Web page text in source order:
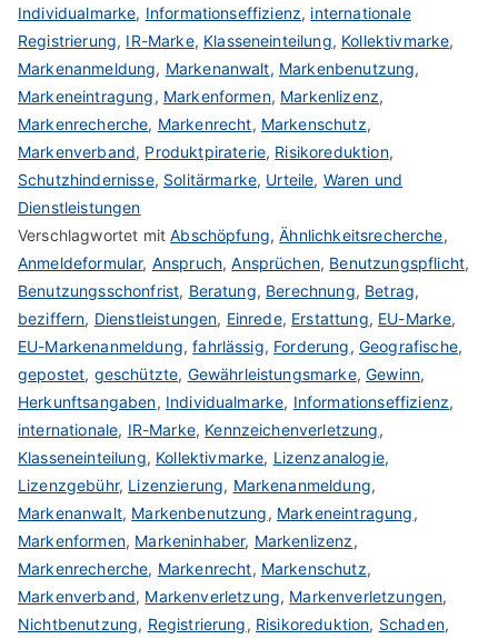
Individualmarke, Informationseffizienz, internationale
Registrierung, IR-Marke, Klasseneinteilung, Kollektivmarke,
Markenanmeldung, Markenanwalt, Markenbenutzung,
Markeneintragung, Markenformen, Markenlizenz,
Markenrecherche, Markenrecht, Markenschutz,
Markenverband, Produktpiraterie, Risikoreduktion,
Schutzhindernisse, Solitärmarke, Urteile, Waren und
Dienstleistungen
Verschlagwortet mitAbschöpfung,Ähnlichkeitsrecherche,
Anmeldeformular, Anspruch,Ansprüchen, Benutzungspflicht,
Benutzungsschonfrist, Beratung, Berechnung, Betrag,
beziffern, Dienstleistungen, Einrede, Erstattung, EU-Marke,
EU-Markenanmeldung,fahrlässig, Forderung, Geografische,
gepostet, geschützte, Gewährleistungsmarke,Gewinn,
Herkunftsangaben, Individualmarke, Informationseffizienz,
internationale, IR-Marke, Kennzeichenverletzung,
Klasseneinteilung, Kollektivmarke, Lizenzanalogie,
Lizenzgebühr, Lizenzierung, Markenanmeldung,
Markenanwalt, Markenbenutzung, Markeneintragung,
Markenformen, Markeninhaber, Markenlizenz,
Markenrecherche, Markenrecht, Markenschutz,
Markenverband, Markenverletzung, Markenverletzungen,
Nichtbenutzung, Registrierung, Risikoreduktion, Schaden,